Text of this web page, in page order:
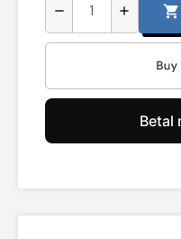
remove add shopping_cart